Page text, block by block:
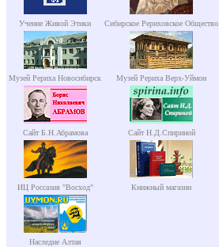
Учение Живой Этики Сибирское Рериховское Общество
Музей Рериха Новосибирск Музей Рериха Верх-Уймон
Сайт Б.Н.Абрамова Сайт Н.Д.Спириной
ИЦ Россазия "Восход" Книжный магазин
Наследие Алтая